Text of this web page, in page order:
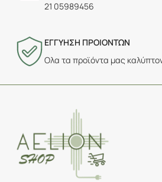
21 05989456
ΕΓΓΥΗΣΗ ΠΡΟΙΟΝΤΩΝ
Ολα τα προϊόντα μας